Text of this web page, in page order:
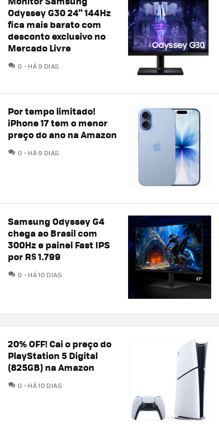
Odyssey G30 24" 144Hz
fica mais barato com
desconto exclusivo no
Mercado Livre
0 COMENTÁRIOS
HÁ 9 DIAS
Por tempo limitado!
iPhone 17 tem o menor
preço do ano na Amazon
0 COMENTÁRIOS
HÁ 9 DIAS
Samsung Odyssey G4
chega ao Brasil com
300Hz e painel Fast IPS
por R$ 1.799
0 COMENTÁRIOS
HÁ 10 DIAS
20% OFF! Cai o preço do
PlayStation 5 Digital
(825GB) na Amazon
0 COMENTÁRIOS
HÁ 10 DIAS